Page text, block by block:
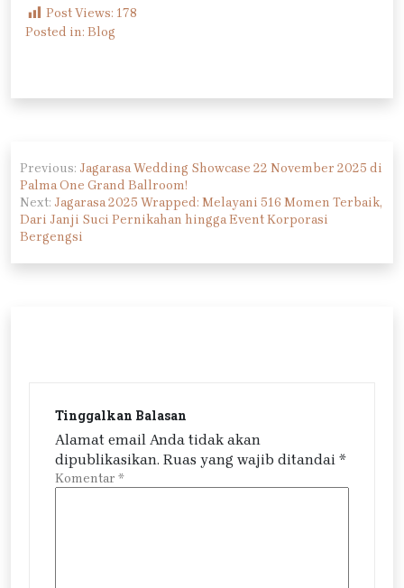
Post Views: 178
Posted in: Blog
pos
Previous: Jagarasa Wedding Showcase 22 November 2025 di
Palma One Grand Ballroom!
Next: Jagarasa 2025 Wrapped: Melayani 516 Momen Terbaik,
Dari Janji Suci Pernikahan hingga Event Korporasi
Bergengsi
Tinggalkan Balasan
Alamat email Anda tidak akan
dipublikasikan. Ruas yang wajib ditandai *
Komentar *